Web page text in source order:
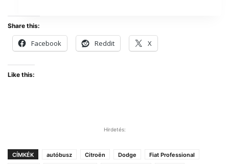
Share this:
Facebook Reddit X
Like this:
Hirdetés:
CÍMKÉK autóbusz Citroën Dodge
Fiat Professional